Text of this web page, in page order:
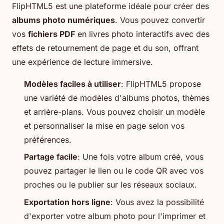
FlipHTML5 est une plateforme idéale pour créer des
albums photo numériques. Vous pouvez convertir
vos fichiers PDF en livres photo interactifs avec des
effets de retournement de page et du son, offrant
une expérience de lecture immersive.
Modèles faciles à utiliser: FlipHTML5 propose
une variété de modèles d'albums photos, thèmes
et arrière-plans. Vous pouvez choisir un modèle
et personnaliser la mise en page selon vos
préférences.
Partage facile: Une fois votre album créé, vous
pouvez partager le lien ou le code QR avec vos
proches ou le publier sur les réseaux sociaux.
Exportation hors ligne: Vous avez la possibilité
d'exporter votre album photo pour l'imprimer et